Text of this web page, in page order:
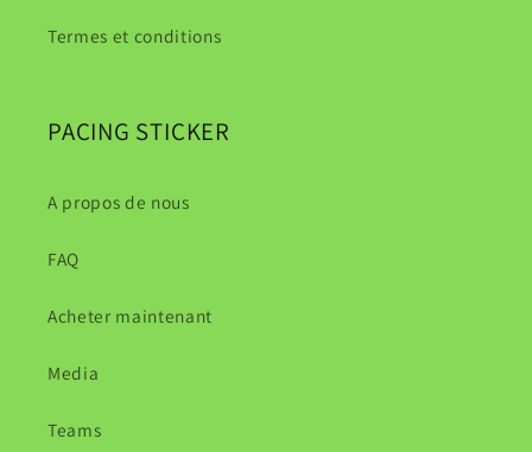
Termes et conditions
PACING STICKER
A propos de nous
FAQ
Acheter maintenant
Media
Teams